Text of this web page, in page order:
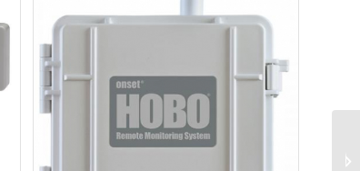
ADZ – SML – משדר